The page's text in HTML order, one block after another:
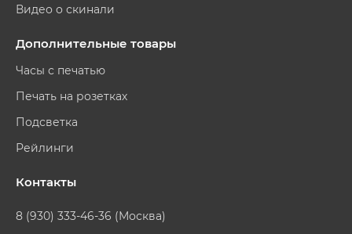
Видео о скинали
Дополнительные товары
Часы с печатью
Печать на розетках
Подсветка
Рейлинги
Контакты
8 (930) 333-46-36 (Москва)